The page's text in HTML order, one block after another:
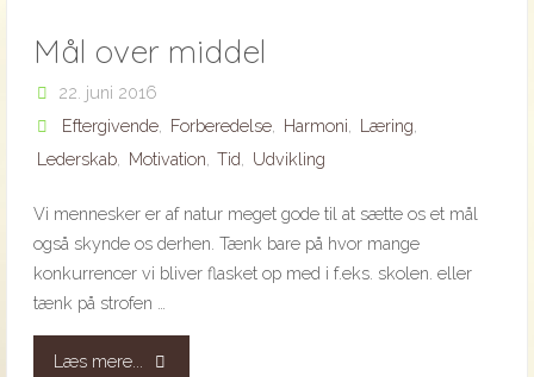
Mål over middel
22. juni 2016
Eftergivende, Forberedelse, Harmoni, Læring,
Lederskab, Motivation, Tid, Udvikling
Vi mennesker er af natur meget gode til at sætte os et mål
også skynde os derhen. Tænk bare på hvor mange
konkurrencer vi bliver flasket op med i f.eks. skolen. eller
tænk på strofen …
Læs mere... "Mål